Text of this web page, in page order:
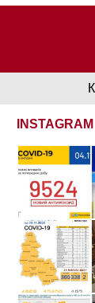
INSTAGRAM